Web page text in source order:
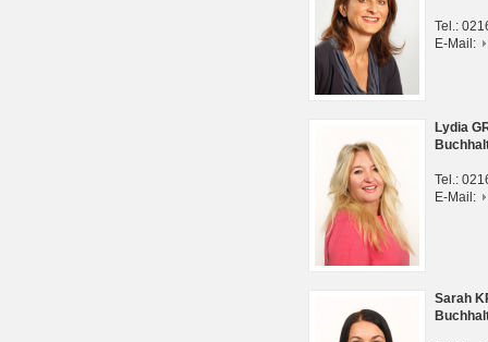
Tel.:
E-Mail:
Lydia
Tel.:
E-Mail:
Sarah